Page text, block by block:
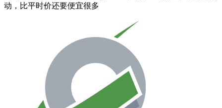
动，比平时价还要便宜很多